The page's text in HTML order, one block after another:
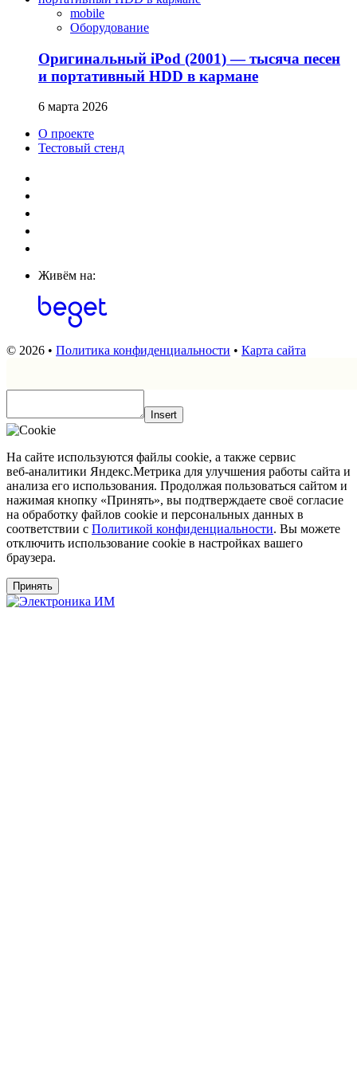
mobile
Оборудование
Оригинальный iPod (2001) — тысяча песен
и портативный HDD в кармане
6 марта 2026
О проекте
Тестовый стенд
Живём на:
© 2026 • Политика конфиденциальности • Карта сайта
Insert
На сайте используются файлы cookie, а также сервис
веб‑аналитики Яндекс.Метрика для улучшения работы сайта и
анализа его использования. Продолжая пользоваться сайтом и
нажимая кнопку «Принять», вы подтверждаете своё согласие
на обработку файлов cookie и персональных данных в
соответствии с Политикой конфиденциальности. Вы можете
отключить использование cookie в настройках вашего
браузера.
Принять